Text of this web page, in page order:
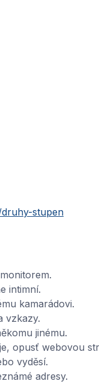
stupen
intimní.
kamarádovi.
vzkazy.
jinému.
opusť webovou
vyděsí.
adresy.